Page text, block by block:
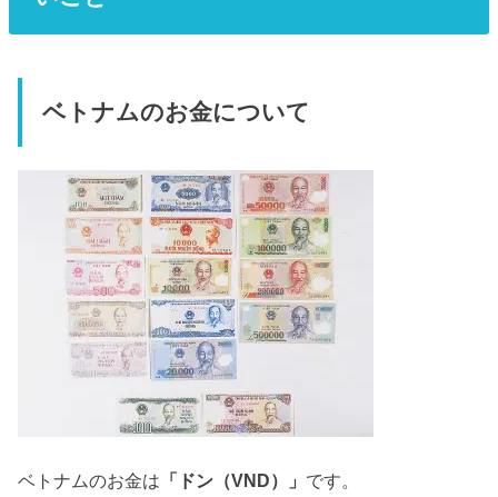
ベトナムのお金について
ベトナムのお金は 「ドン（VND）」 です。